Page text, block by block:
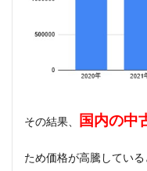
その結果、 国内の中
ため価格が高騰してい